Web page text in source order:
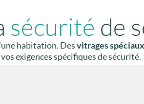
sécurité de
habitation. Desvitrages spéciaux
exigences spécifiques de sécurité.